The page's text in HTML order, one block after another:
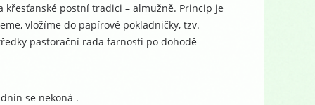
postní tradici – almužně. Princip je
vložíme do papírové pokladničky, tzv.
pastorační rada farnosti po dohodě
se nekoná .